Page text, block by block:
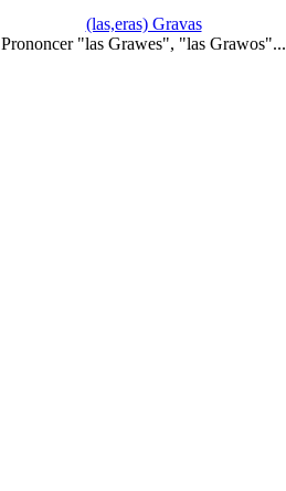
(las,eras) Gravas
Prononcer "las Grawes", "las Grawos"...